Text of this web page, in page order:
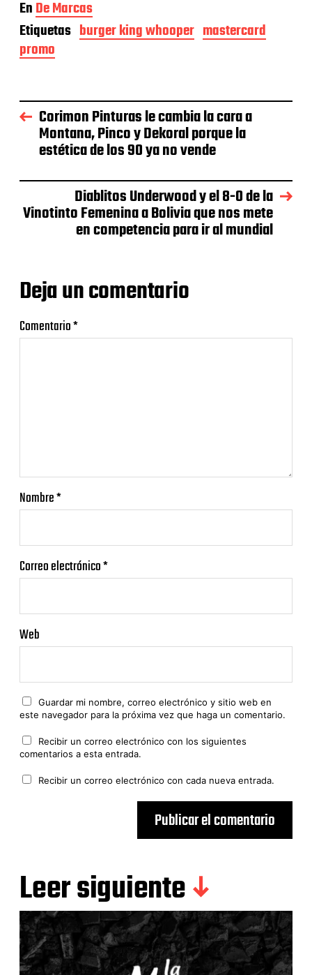
EnDe Marcas
Etiquetas burger king whooper mastercard
promo
Corimon Pinturas le cambia la cara a
Montana, Pinco y Dekoral porque la
estética de los 90 ya no vende
Diablitos Underwood y el 8-0 de la
Vinotinto Femenina a Bolivia que nos mete
en competencia para ir al mundial
Deja un comentario
Comentario*
Nombre*
Correo electrónico*
Web
Guardar mi nombre, correo electrónico y sitio web en
este navegador para la próxima vez que haga un comentario.
Recibir un correo electrónico con los siguientes
comentarios a esta entrada.
Recibir un correo electrónico con cada nueva entrada.
Leer siguiente